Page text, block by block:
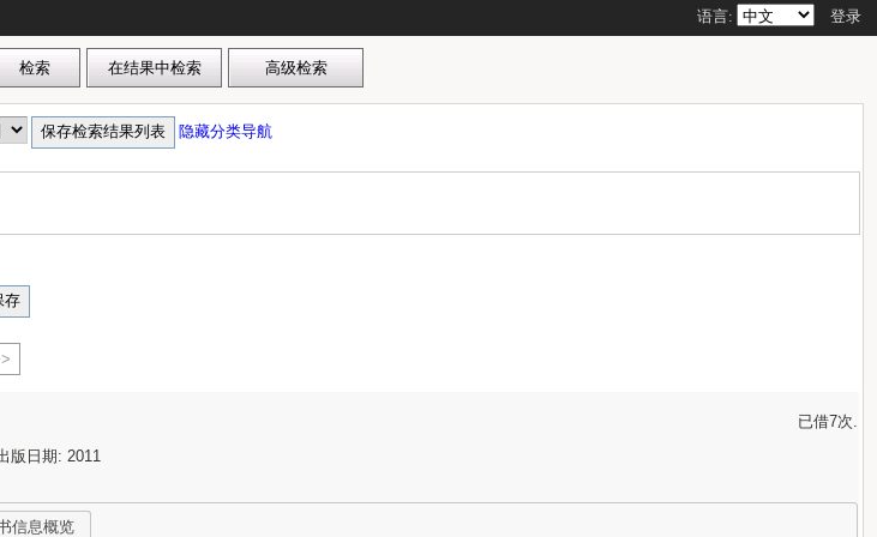
语言: 登录
隐藏分类导航
已借7次.
版日期: 2011
信息概览